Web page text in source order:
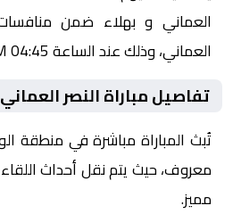
العماني و بهلاء ضمن
العماني، وذلك عند الساعة 04:45 PM بتوقيت القاهرة.
تفاصيل مباراة النصر
تُبث المباراة مباشرة في منطقة
معروف، حيث يتم نقل أحداث
مميز.